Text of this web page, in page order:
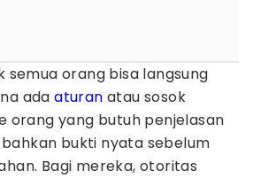
semua orang bisa langsung
adaaturan atau sosok
orang yang butuh penjelasan
bahkan bukti nyata sebelum
Bagi mereka, otoritas